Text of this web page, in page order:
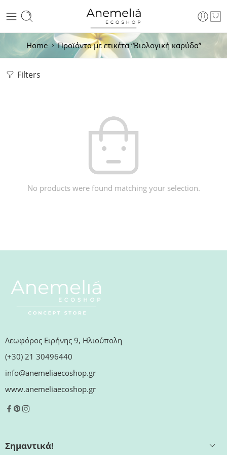
Home Προϊόντα με ετικέτα “Βιολογική καρύδα”
Filters
No products were found matching your selection.
Λεωφόρος Ειρήνης 9, Ηλιούπολη
(+30) 21 30496440
info@anemeliaecoshop.gr
www.anemeliaecoshop.gr
Σημαντικά!